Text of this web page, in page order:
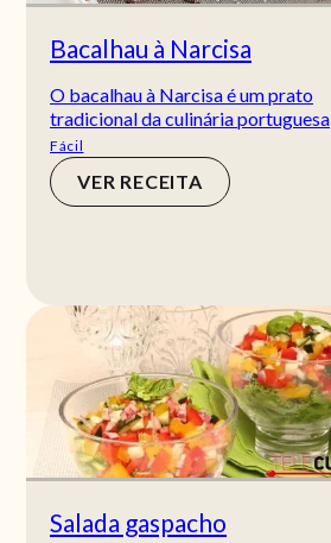
Bacalhau à Narcisa
O bacalhau à Narcisa é um prato
tradicional da culinária portuguesa
Fácil
VER RECEITA
Salada gaspacho